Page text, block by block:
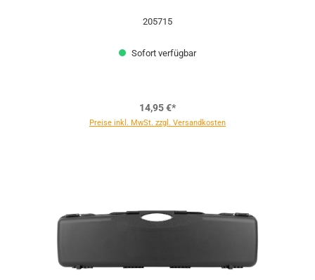
205715
Sofort verfügbar
14,95 €*
Preise inkl. MwSt. zzgl. Versandkosten